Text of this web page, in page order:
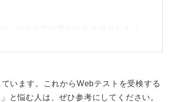
いのスコアが求められる場合もあり
ます。そのため、一定のラインは確
います。これからWebテストを受検する
と悩む人は、ぜひ参考にしてください。